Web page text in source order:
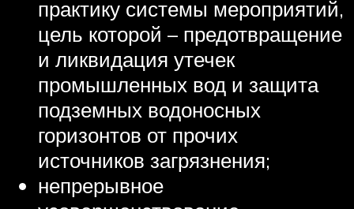
практику системы мероприятий,
цель которой – предотвращение
и ликвидация утечек
промышленных вод и защита
подземных водоносных
горизонтов от прочих
источников загрязнения;
непрерывное